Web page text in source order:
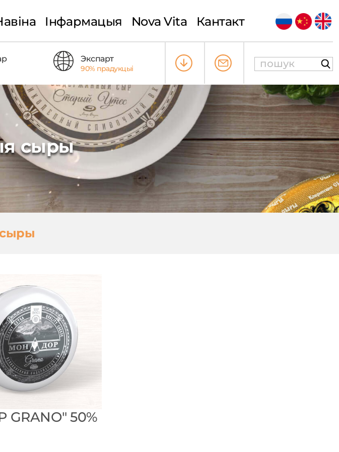
Інфармацыя Nova Vita Кантакт
Экспарт
90% прадукцыі
сыры
50%